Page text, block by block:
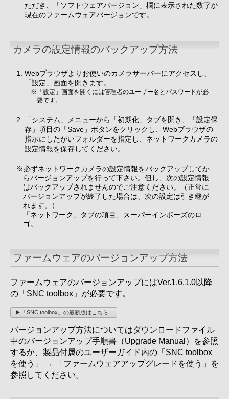
ただき、「ソフトウェアバージョン」欄に表示された数字が
現在のファームウェアバージョンです。
カメラの設定情報のバックアップ方法
Webブラウザよりお使いのカメラサーバーにアクセスし、
「設定」画面を開きます。
※「設定」画面を開くには管理者のユーザー名とパスワードが必
要です。
「システム」メニューから「初期化」タブを開き、「設定保
存」項目の「Save」ボタンをクリックし、Webブラウザの
指示にしたがいフォルダーを指定し、ネットワークカメラの
設定情報を保存してください。
※必ずネットワークカメラの設定情報をバックアップしてか
らバージョンアップを行って下さい。但し、次の設定情報
はバックアップされませんのでご注意ください。（正常に
バージョンアップが終了した場合は、次の設定は引き継が
れます。）
「ネットワーク」タブの項目、スーパーインポーズのロ
ゴ。
ファームウェアのバージョンアップ方法
ファームウェアのバージョンアップにはVer.1.6.1.0以降
の「SNC toolbox」が必要です。
「SNC toolbox」の最新版はこちら
バージョンアップ方法についてはダウンロードファイル
中のバージョンアップ手順書（Upgrade Manual）を参照
するか、製品付属のユーザーガイド内の「SNC toolbox
を使う」 → 「ファームウェアアップグレードを使う」を
参照してください。